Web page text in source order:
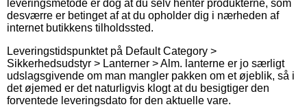
leveringsmetode er dog at du selv henter produkterne, som
desværre er betinget af at du opholder dig i nærheden af
internet butikkens tilholdssted.
Leveringstidspunktet på Default Category >
Sikkerhedsudstyr > Lanterner > Alm. lanterne er jo særligt
udslagsgivende om man mangler pakken om et øjeblik, så i
det øjemed er det naturligvis klogt at du besigtiger den
forventede leveringsdato for den aktuelle vare.